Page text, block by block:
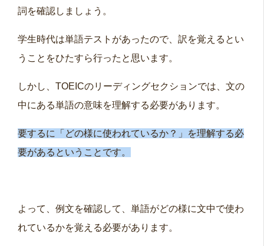
詞を確認しましょう。
学生時代は単語テストがあったので、訳を覚えるとい
うことをひたすら行ったと思います。
しかし、TOEICのリーディングセクションでは、文の
中にある単語の意味を理解する必要があります。
要するに「どの様に使われているか？」を理解する必
要があるということです。
よって、例文を確認して、単語がどの様に文中で使わ
れているかを覚える必要があります。